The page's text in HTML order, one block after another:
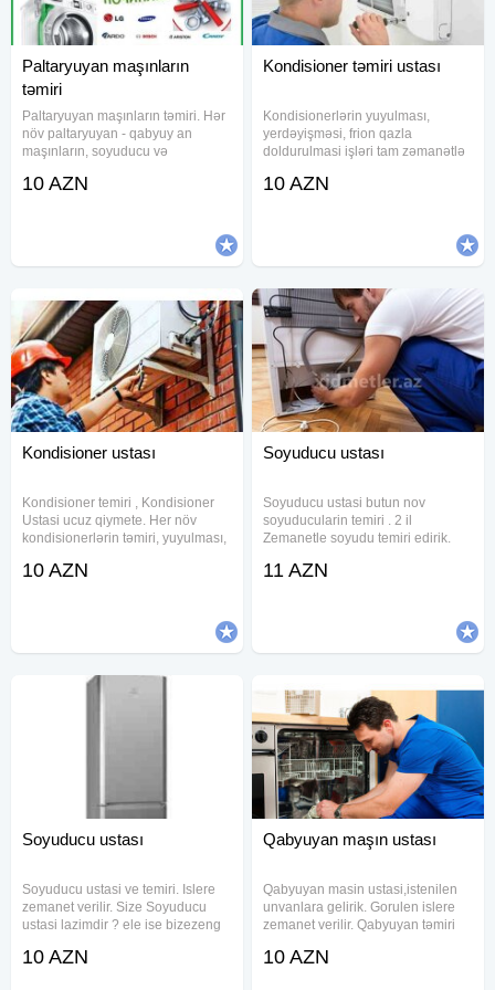
Paltaryuyan maşınların
təmiri
Paltaryuyan maşınların təmiri. Hər
növ paltaryuyan - qabyuy an
maşınların, soyuducu və
ətli təmiri
10 AZN
Kondisioner təmiri ustası
Kondisionerlərin yuyulması,
yerdəyişməsi, frion qazla
doldurulmasi işləri tam zəmanətlə
Elit, Panasonik, Beko, unionaer,
10 AZN
Kondisioner ustası
Kondisioner temiri , Kondisioner
Ustasi ucuz qiymete. Her növ
kondisionerlərin təmiri, yuyulması,
ustasi Kondisoner temiri ustasi
10 AZN
Soyuducu ustası
Soyuducu ustasi butun nov
soyuducularin temiri . 2 il
Zemanetle soyudu temiri edirik.
işləyirik, yerində və düzgün təmir
11 AZN
Soyuducu ustası
Soyuducu ustasi ve temiri. Islere
zemanet verilir. Size Soyuducu
ustasi lazimdir ? ele ise bizezeng
soyuducu ustasi soyuducu usdası
10 AZN
Qabyuyan maşın ustası
Qabyuyan masin ustasi,istenilen
unvanlara gelirik. Gorulen islere
zemanet verilir. Qabyuyan təmiri
serfeli qiymete pesekar ustasi
10 AZN